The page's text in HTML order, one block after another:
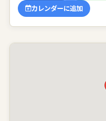
カレンダーに追加